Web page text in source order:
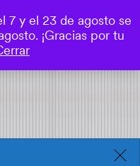
0
7 y el 23 de agosto se
¡Gracias por tu